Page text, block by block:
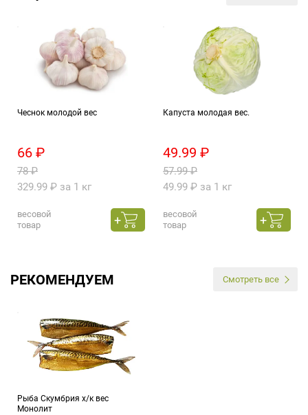
Чеснок молодой вес
66 ₽
78 ₽
329.99 ₽ за 1 кг
весовой
товар
Капуста молодая вес.
49.99 ₽
57.99 ₽
49.99 ₽ за 1 кг
весовой
товар
РЕКОМЕНДУЕМ Смотреть все
Рыба Скумбрия х/к вес
Монолит